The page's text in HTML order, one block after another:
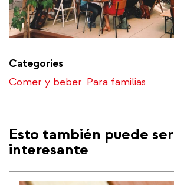
Categories
Comer y beber Para familias
Esto también puede ser
interesante